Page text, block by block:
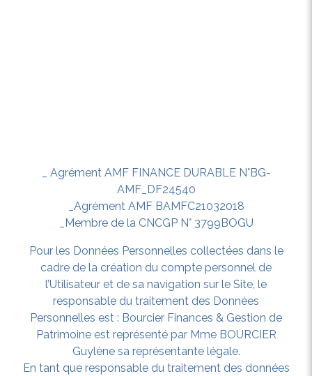
_ Agrément AMF FINANCE DURABLE N°BG-
AMF_DF24540
_Agrément AMF BAMFC21032018
_Membre de la CNCGP N° 3799BOGU
Pour les Données Personnelles collectées dans le
cadre de la création du compte personnel de
l’Utilisateur et de sa navigation sur le Site, le
responsable du traitement des Données
Personnelles est : Bourcier Finances & Gestion de
Patrimoine est représenté par Mme BOURCIER
Guylène sa représentante légale.
En tant que responsable du traitement des données